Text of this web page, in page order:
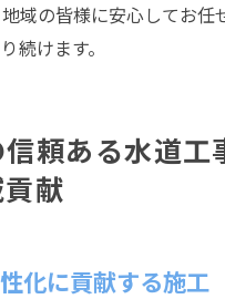
域の皆様に安心してお任
続けます。
頼ある水道工
献
化に貢献する施工